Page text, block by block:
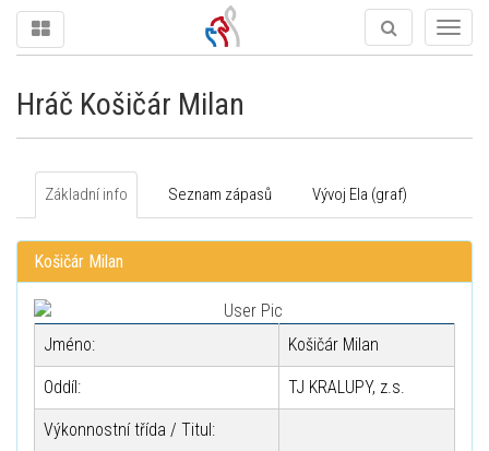
Hráč Košičár Milan
Základní info Seznam zápasů Vývoj Ela (graf)
Košičár Milan
Jméno: Košičár Milan
Oddíl: TJ KRALUPY, z.s.
Výkonnostní třída / Titul: